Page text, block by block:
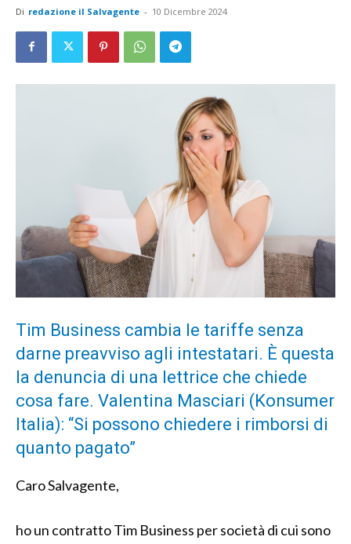
Di redazione il Salvagente - 10 Dicembre 2024
Tim Business cambia le tariffe senza
darne preavviso agli intestatari. È questa
la denuncia di una lettrice che chiede
cosa fare. Valentina Masciari (Konsumer
Italia): “Si possono chiedere i rimborsi di
quanto pagato”
Caro Salvagente,
ho un contratto Tim Business per società di cui sono